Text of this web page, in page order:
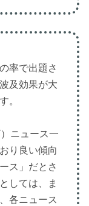
率で出題さ
及効果が大
。
ニュース一
り良い傾向
ス」だとさ
しては、ま
各ニュース